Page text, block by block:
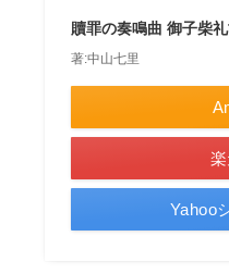
贖罪の奏鳴曲 御子柴
著:中山七里
Yahoo